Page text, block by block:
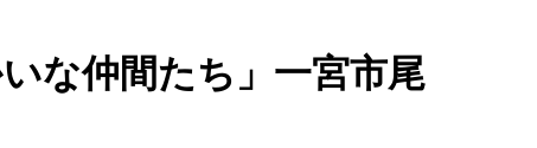
な仲間たち」一宮市尾